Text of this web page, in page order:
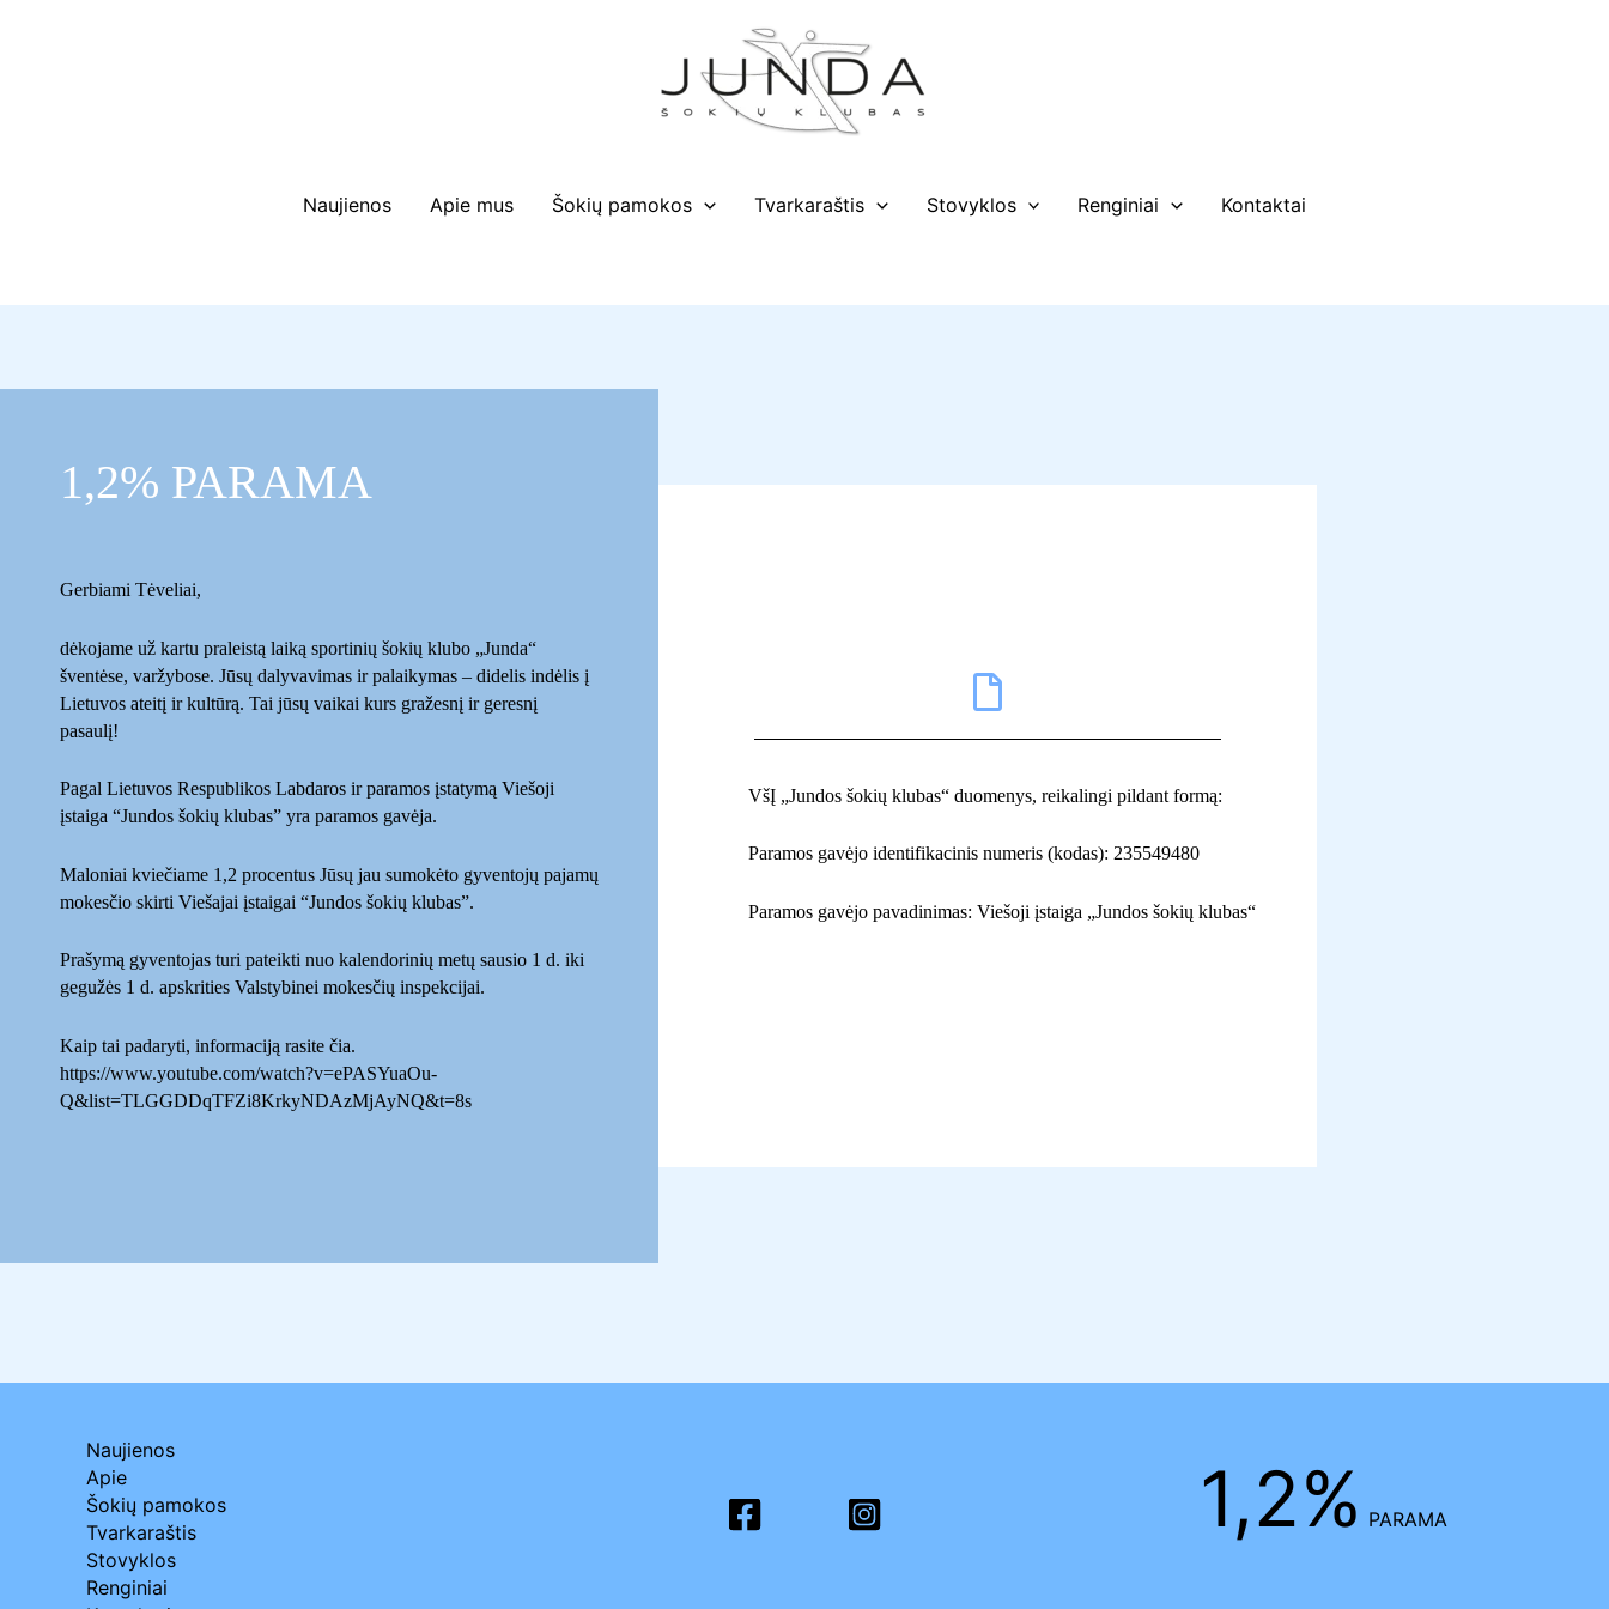
Naujienos Apie mus Šokių pamokos Tvarkaraštis Stovyklos Renginiai Kontaktai
1,2% PARAMA
Gerbiami Tėveliai,
dėkojame už kartu praleistą laiką sportinių šokių klubo „Junda“
šventėse, varžybose. Jūsų dalyvavimas ir palaikymas – didelis indėlis į
Lietuvos ateitį ir kultūrą. Tai jūsų vaikai kurs gražesnį ir geresnį
pasaulį!
Pagal Lietuvos Respublikos Labdaros ir paramos įstatymą Viešoji
įstaiga “Jundos šokių klubas” yra paramos gavėja.
Maloniai kviečiame 1,2 procentus Jūsų jau sumokėto gyventojų pajamų
mokesčio skirti Viešajai įstaigai “Jundos šokių klubas”.
Prašymą gyventojas turi pateikti nuo kalendorinių metų sausio 1 d. iki
gegužės 1 d. apskrities Valstybinei mokesčių inspekcijai.
Kaip tai padaryti, informaciją rasite čia.
https://www.youtube.com/watch?v=ePASYuaOu-
Q&list=TLGGDDqTFZi8KrkyNDAzMjAyNQ&t=8s
VšĮ „Jundos šokių klubas“ duomenys, reikalingi pildant formą:
Paramos gavėjo identifikacinis numeris (kodas): 235549480
Paramos gavėjo pavadinimas: Viešoji įstaiga „Jundos šokių klubas“
Naujienos
Apie
Šokių pamokos
Tvarkaraštis
Stovyklos
Renginiai
1,2% PARAMA